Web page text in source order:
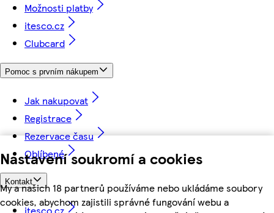
Nastavení soukromí a cookies
My a našich 18 partnerů používáme nebo ukládáme soubory
cookies, abychom zajistili správné fungování webu a
Možnosti platby
itesco.cz
Clubcard
Pomoc s prvním nákupem
Jak nakupovat
Registrace
Rezervace času
Oblíbené
Kontakt